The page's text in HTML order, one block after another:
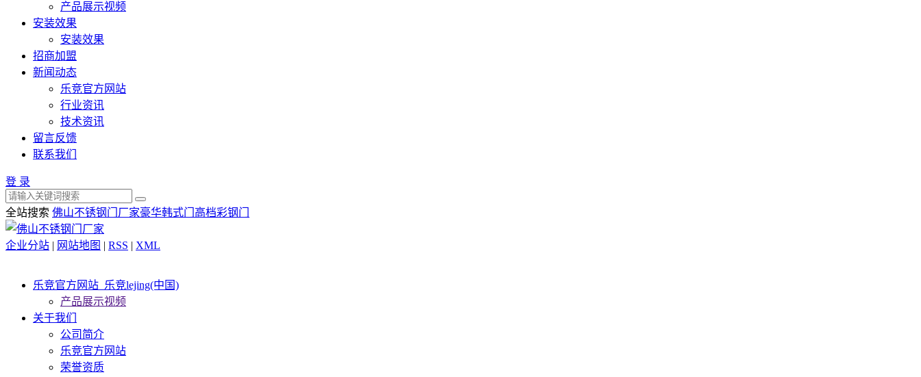
产品展示视频
安装效果
安装效果
招商加盟
新闻动态
乐竞官方网站
行业资讯
技术资讯
留言反馈
联系我们
登 录
全站搜索 佛山不锈钢门厂家豪华韩式门 高档彩钢门
企业分站 | 网站地图 | RSS | XML
乐竞官方网站_乐竞lejing(中国)
产品展示视频
关于我们
公司简介
乐竞官方网站
荣誉资质